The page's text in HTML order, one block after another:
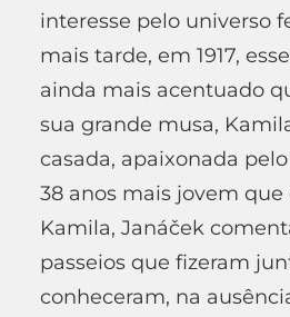
interesse pelo universo
mais tarde, em 1917,
ainda mais acentuado
sua grande musa,
casada, apaixonada
38 anos mais jovem que
Kamila, Janáček
passeios que fizeram
conheceram, na